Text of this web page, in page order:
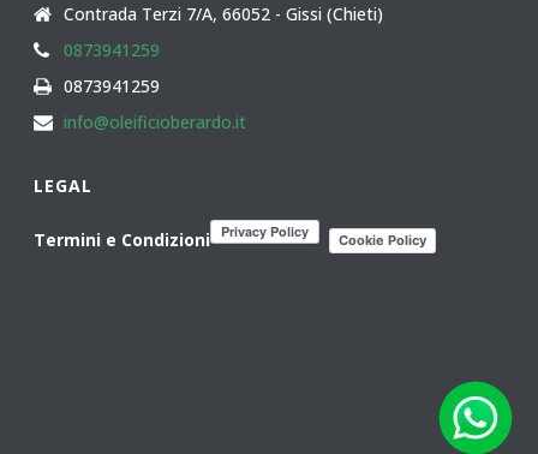
Contrada Terzi 7/A, 66052 - Gissi (Chieti)
0873941259
0873941259
info@oleificioberardo.it
LEGAL
Termini e Condizioni Cookie Policy